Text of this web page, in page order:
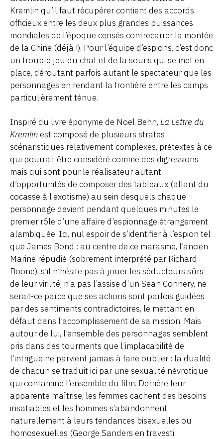
Kremlin qu’il faut récupérer contient des accords
officieux entre les deux plus grandes puissances
mondiales de l’époque censés contrecarrer la montée
de la Chine (déjà !). Pour l’équipe d’espions, c’est donc
un trouble jeu du chat et de la souris qui se met en
place, déroutant parfois autant le spectateur que les
personnages en rendant la frontière entre les camps
particulièrement ténue.
Inspiré du livre éponyme de Noel Behn, La Lettre du
Kremlin est composé de plusieurs strates
scénaristiques relativement complexes, prétextes à ce
qui pourrait être considéré comme des digressions
mais qui sont pour le réalisateur autant
d’opportunités de composer des tableaux (allant du
cocasse à l’exotisme) au sein desquels chaque
personnage devient pendant quelques minutes le
premier rôle d’une affaire d’espionnage étrangement
alambiquée. Ici, nul espoir de s’identifier à l’espion tel
que James Bond : au centre de ce marasme, l’ancien
Marine répudié (sobrement interprété par Richard
Boone), s’il n’hésite pas à jouer les séducteurs sûrs
de leur virilité, n’a pas l’assise d’un Sean Connery, ne
serait-ce parce que ses actions sont parfois guidées
par des sentiments contradictoires, le mettant en
défaut dans l’accomplissement de sa mission. Mais
autour de lui, l’ensemble des personnages semblent
pris dans des tourments que l’implacabilité de
l’intrigue ne parvient jamais à faire oublier : la dualité
de chacun se traduit ici par une sexualité névrotique
qui contamine l’ensemble du film. Derrière leur
apparente maîtrise, les femmes cachent des besoins
insatiables et les hommes s’abandonnent
naturellement à leurs tendances bisexuelles ou
homosexuelles (George Sanders en travesti